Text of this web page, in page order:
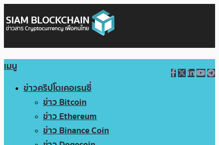
เมนู
ข่าวคริปโตเคอเรนซี่
ข่าว Bitcoin
ข่าว Ethereum
ข่าว Binance Coin